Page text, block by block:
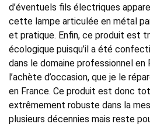
d’éventuels fils électriques
cette lampe articulée en métal
et pratique. Enfin, ce produit est
écologique puisqu’il a été
dans le domaine professionnel en
l’achète d’occasion, que je le
en France. Ce produit est donc
extrêmement robuste dans la
plusieurs décennies mais reste